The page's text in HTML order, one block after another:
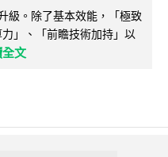
級。除了基本效能，「極致
」、「前瞻技術加持」以
文